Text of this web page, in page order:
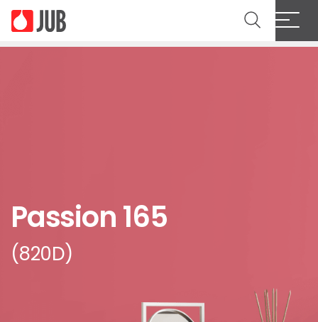
Passion 165
(820D)